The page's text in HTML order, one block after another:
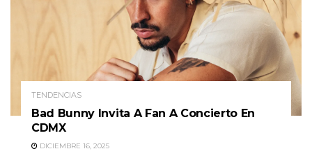
TENDENCIAS
Bad Bunny Invita A Fan A Concierto En
CDMX
DICIEMBRE 16, 2025